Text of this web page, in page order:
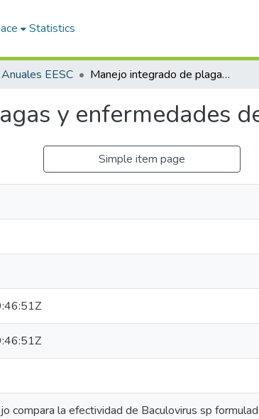
Statistics
EESC Manejo integrado de plagas y enfermedades de papa
y enfermedades
Simple item page
compara la efectividad de Baculovirus sp